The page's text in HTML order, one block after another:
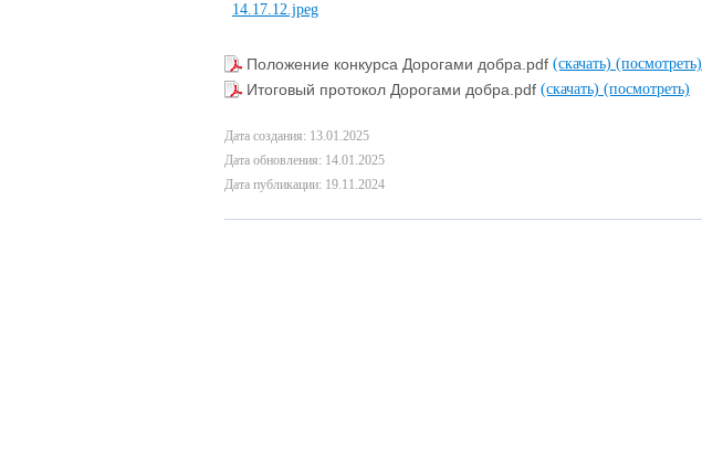
Положение конкурса Дорогами добра.pdf (скачать) (посмотреть)
Итоговый протокол Дорогами добра.pdf (скачать) (посмотреть)
Дата создания: 13.01.2025
Дата обновления: 14.01.2025
Дата публикации: 19.11.2024